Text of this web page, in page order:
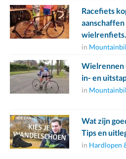
Racefiets
wielrenfiets.
in
Wielrennen
in- en
in
Wat zijn
Tips en
in Hardlopen